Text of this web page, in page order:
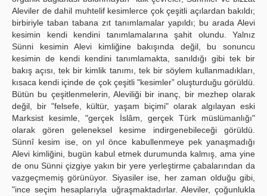
Aleviler de dahil muhtelif kesimlerce çok çeşitli açılardan bakıldı;
birbiriyle taban tabana zıt tanımlamalar yapıldı; bu arada Alevi
kesimin kendi kendini tanımlamalarına şahit olundu. Yalnız
Sünni kesimin Alevi kimliğine bakışında değil, bu sonuncu
kesimin de kendi kendini tanımlamakta, sanıldığı gibi tek bir
bakış açısı, tek bir kimlik tanımı, tek bir söylem kullanmadıkları,
kısaca kendi içinde de çok çeşitli "kesimler” oluşturduğu görüldü.
Bütün bu çeşitlenmelerin, Aleviliği bir inanç, bir mezhep olarak
değil, bir "felsefe, kültür, yaşam biçimi" olarak algılayan eski
Marksist kesimle, "gerçek İslâm, gerçek Türk müslümanlığı"
olarak gören geleneksel kesime indirgenebileceği görüldü.
Sünnî kesim ise, on yıl önce kabullenmeye pek yanaşmadığı
Alevi kimliğini, bugün kabul etmek durumunda kalmış, ama yine
de onu Sünni çizgiye yakın bir yere yerleştirme çabalarından da
vazgeçmemiş görünüyor. Siyasiler ise, her zaman olduğu gibi,
"ince seçim hesaplarıyla uğraşmaktadırlar. Aleviler, çoğunlukla